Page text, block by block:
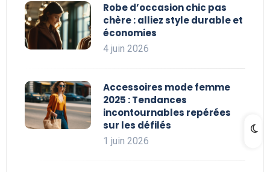
Robe d’occasion chic pas
chère : alliez style durable et
économies
4 juin 2026
Accessoires mode femme
2025 : Tendances
incontournables repérées
sur les défilés
1 juin 2026